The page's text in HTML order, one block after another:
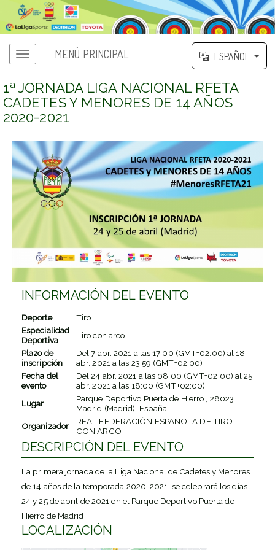
MENÚ PRINCIPAL ESPAÑOL
1ª JORNADA LIGA NACIONAL RFETA
CADETES Y MENORES DE 14 AÑOS
2020-2021
INFORMACIÓN DEL EVENTO
Deporte
Tiro
Especialidad
Deportiva
Tiro con arco
Plazo de
inscripción
Del7 abr. 2021 a las17:00 (GMT+02:00) al18
abr. 2021 a las 23:59 (GMT+02:00)
Fecha del
evento
Del24 abr. 2021 a las 08:00 (GMT+02:00) al25
abr. 2021 a las 18:00 (GMT+02:00)
Lugar
Parque Deportivo Puerta de Hierro , 28023
Madrid (Madrid), España
Organizador
REAL FEDERACIÓN ESPAÑOLA DE TIRO
CON ARCO
DESCRIPCIÓN DEL EVENTO
La primera jornada de la Liga Nacional de Cadetes y Menores
de 14 años de la temporada 2020-2021, se celebrará los días
24 y 25 de abril de 2021 en el Parque Deportivo Puerta de
Hierro de Madrid.
LOCALIZACIÓN